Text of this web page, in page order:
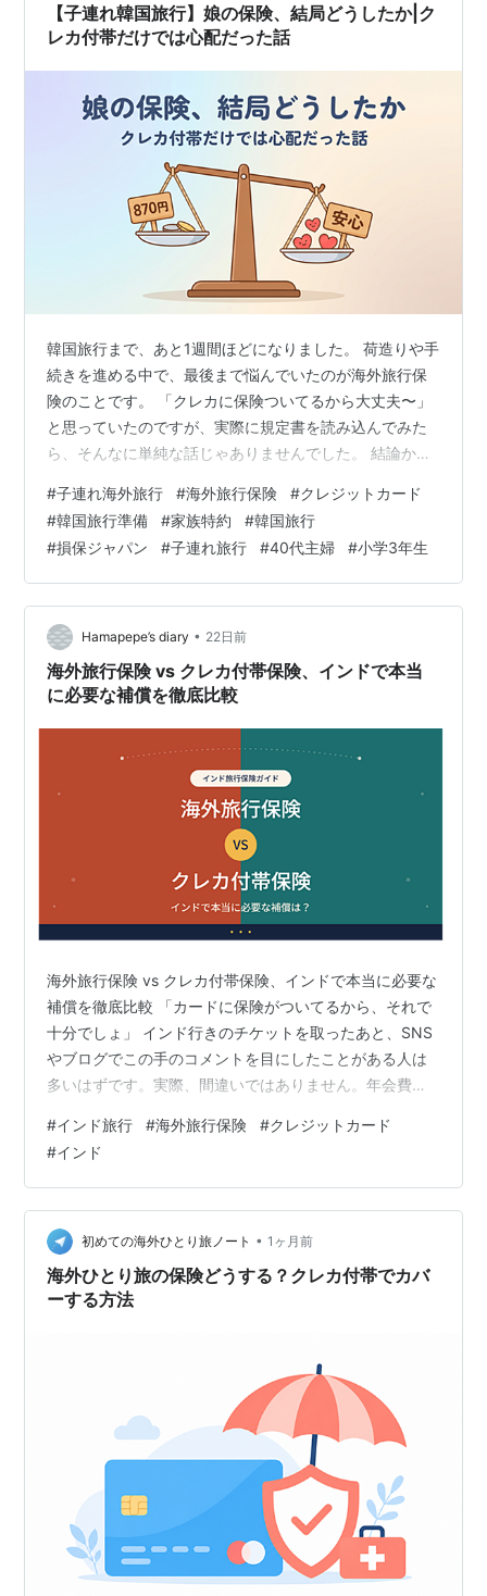
【子連れ韓国旅行】娘の保険、結局どうしたか|ク
レカ付帯だけでは心配だった話
韓国旅行まで、あと1週間ほどになりました。 荷造りや手
続きを進める中で、最後まで悩んでいたのが海外旅行保
険のことです。 「クレカに保険ついてるから大丈夫〜」
と思っていたのですが、実際に規定書を読み込んでみた
ら、そんなに単純な話じゃありませんでした。 結論から
険に加入しました。 その経緯を書いておきます。 おさら
い：クレカ付帯保険を調べてみたら わが家が持っている
クレジットカードの海外旅行保険を、規定書までさかの
ぼって調べてみました。 正直に言うと、保険の規定書っ
て、素人には本当に分かりにくいんですよね。 特にクレ
ジットカード付帯の海外旅行保険に…
#子連れ海外旅行 #海外旅行保険 #クレジットカード
#韓国旅行準備 #家族特約 #韓国旅行
#損保ジャパン #子連れ旅行 #40代主婦 #小学3年生
Hamapepe’s diary • 22日前
海外旅行保険 vs クレカ付帯保険、インドで本当
に必要な補償を徹底比較
海外旅行保険 vs クレカ付帯保険、インドで本当に必要な
補償を徹底比較 「カードに保険がついてるから、それで
十分でしょ」 インド行きのチケットを取ったあと、SNS
やブログでこの手のコメントを目にしたことがある人は
多いはずです。実際、間違いではありません。年会費無
珍しくなく、それだけで無事に帰ってきた旅行者もたく
さんいます。 ただしそれは、「行き先を選ばなければ」
という条件付きの話かもしれません。 外務省の発表によ
れば、インドでは年間300万件以上の犬咬傷事故が起き
ていて、狂犬病による死者は年間2万人を超えています。
発症すればほぼ100%死亡する…
#インド旅行 #海外旅行保険 #クレジットカード
#インド
初めての海外ひとり旅ノート • 1ヶ月前
海外ひとり旅の保険どうする？クレカ付帯でカバ
ーする方法